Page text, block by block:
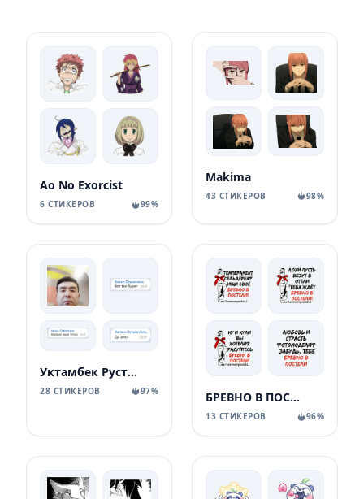
Ao No Exorcist
6 СТИКЕРОВ 99%
Makima
43 СТИКЕРОВ 98%
Уктамбек Рустамбекович
28 СТИКЕРОВ 97% БРЕВНО В ПОСТЕЛИ
13 СТИКЕРОВ 96%